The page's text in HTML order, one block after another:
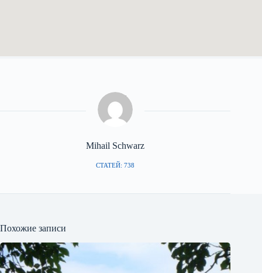
Mihail Schwarz
СТАТЕЙ: 738
Похожие записи